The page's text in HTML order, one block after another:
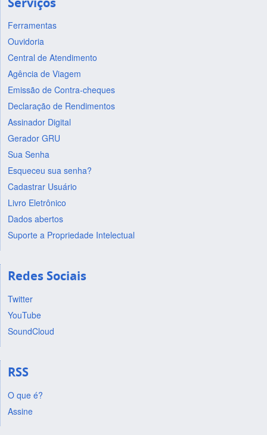
Ferramentas
Ouvidoria
Central de Atendimento
Agência de Viagem
Emissão de Contra-cheques
Declaração de Rendimentos
Assinador Digital
Gerador GRU
Sua Senha
Esqueceu sua senha?
Cadastrar Usuário
Livro Eletrônico
Dados abertos
Suporte a Propriedade Intelectual
Redes Sociais
Twitter
YouTube
SoundCloud
RSS
O que é?
Assine